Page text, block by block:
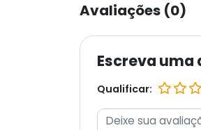
Avaliações (0)
Escreva
Qualificar: